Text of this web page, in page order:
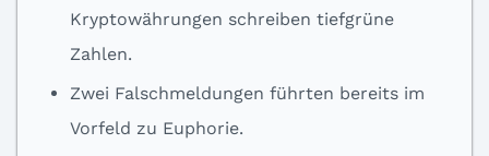
Kryptowährungen schreiben tiefgrüne
Zahlen.
Zwei Falschmeldungen führten bereits im
Vorfeld zu Euphorie.